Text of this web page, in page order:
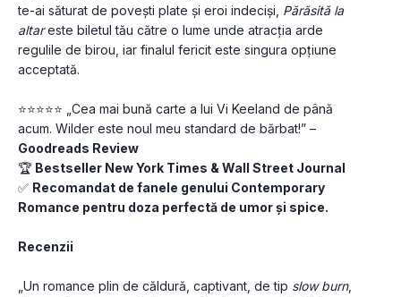
te-ai săturat de povești plate și eroi indeciși, Părăsită la
altar este biletul tău către o lume unde atracția arde
regulile de birou, iar finalul fericit este singura opțiune
acceptată.
⭐⭐⭐⭐⭐ „Cea mai bună carte a lui Vi Keeland de până
Goodreads Review
🏆 Bestseller New York Times & Wall Street Journal
✅ Recomandat de fanele genului Contemporary
Romance pentru doza perfectă de umor și spice.
Recenzii
„Un romance plin de căldură, captivant, de tip slow burn,